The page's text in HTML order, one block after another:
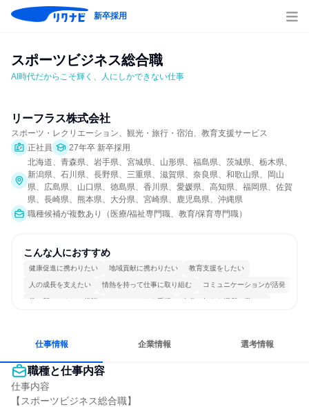
新卒採用
スポーツビジネス総合職
AI時代だからこそ輝く、人にしかできない仕事
リーフラス株式会社
スポーツ・レクリエーション、観光・旅行・宿泊、教育支援サービス
正社員
27年卒 新卒採用
北海道、青森県、岩手県、宮城県、山形県、福島県、茨城県、栃木県、
新潟県、石川県、長野県、三重県、滋賀県、奈良県、和歌山県、岡山
県、広島県、山口県、徳島県、香川県、愛媛県、高知県、福岡県、佐賀
県、長崎県、熊本県、大分県、宮崎県、鹿児島県、沖縄県
職種候補が複数あり（医療/福祉専門職、教育/保育専門職）
こんな人におすすめ
健康促進に携わりたい 地域貢献に携わりたい 教育支援をしたい
人の成長を支えたい 情熱を持って仕事に取り組む コミュニケーションが活発
常に新しいものに挑戦 チームワークを重視 自分の好きな場所で働ける
仕事情報 企業情報 選考情報
職種と仕事内容
仕事内容
【スポーツビジネス総合職】